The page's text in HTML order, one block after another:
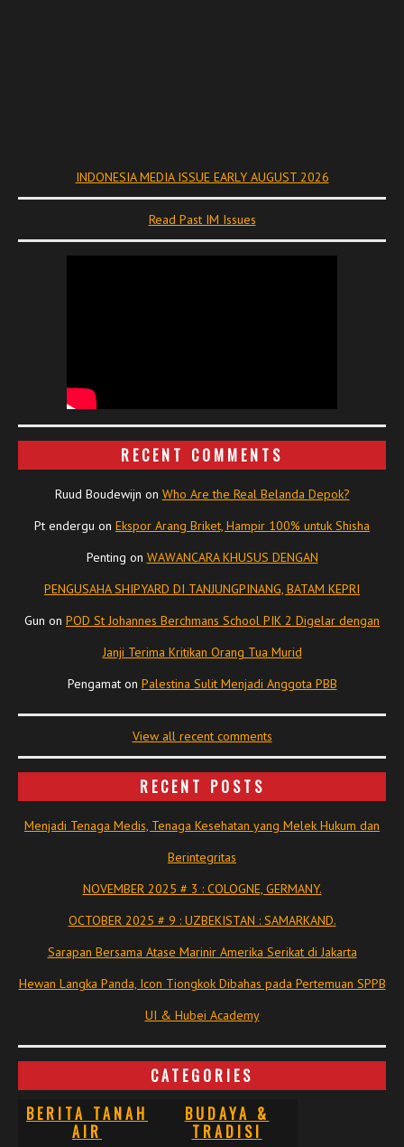
INDONESIA MEDIA ISSUE EARLY AUGUST 2026
Read Past IM Issues
RECENT COMMENTS
Ruud Boudewijn on Who Are the Real Belanda Depok?
Pt endergu on Ekspor Arang Briket, Hampir 100% untuk Shisha
Penting on WAWANCARA KHUSUS DENGAN
PENGUSAHA SHIPYARD DI TANJUNGPINANG, BATAM KEPRI
Gun on POD St Johannes Berchmans School PIK 2 Digelar dengan
Janji Terima Kritikan Orang Tua Murid
Pengamaton Palestina Sulit Menjadi Anggota PBB
View all recent comments
RECENT POSTS
Menjadi Tenaga Medis, Tenaga Kesehatan yang Melek Hukum dan
Berintegritas
NOVEMBER 2025 # 3 : COLOGNE, GERMANY.
OCTOBER 2025 # 9 : UZBEKISTAN : SAMARKAND.
Sarapan Bersama Atase Marinir Amerika Serikat di Jakarta
Hewan Langka Panda, Icon Tiongkok Dibahas pada Pertemuan SPPB
UI & Hubei Academy
CATEGORIES
BERITA TANAH
AIR
BUDAYA &
TRADISI